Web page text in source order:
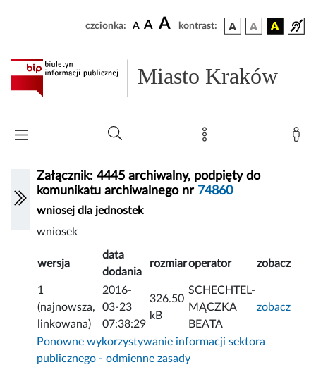
czcionka: A A A kontrast:
Miasto Kraków
Załącznik: 4445 archiwalny, podpięty do
komunikatu archiwalnego nr 74860
wniosej dla jednostek
wniosek
wersja
data
dodania
rozmiaroperator zobacz
1
(najnowsza,
linkowana)
2016-
03-23
07:38:29
326.50
kB
SCHECHTEL-
MĄCZKA
BEATA
zobacz
Ponowne wykorzystywanie informacji sektora
publicznego - odmienne zasady